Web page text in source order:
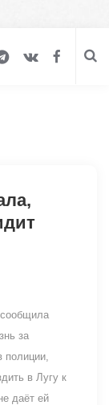
за
в Лугу к
даёт ей